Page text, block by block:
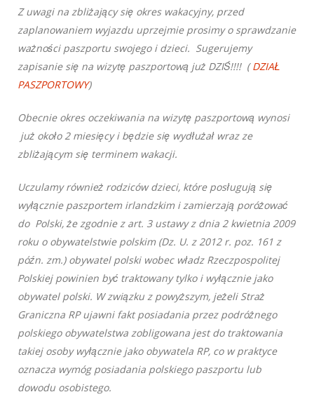
Z uwagi na zbliżający się okres wakacyjny, przed
zaplanowaniem wyjazdu uprzejmie prosimy o sprawdzanie
ważności paszportu swojego i dzieci. Sugerujemy
zapisanie się na wizytę paszportową już DZIŚ!!!! (DZIAŁ
PASZPORTOWY)
Obecnie okres oczekiwania na wizytę paszportową wynosi
już około 2 miesięcy i będzie się wydłużał wraz ze
zbliżającym się terminem wakacji.
Uczulamy również rodziców dzieci, które posługują się
wyłącznie paszportem irlandzkim i zamierzają poróżować
do Polski, że zgodnie z art. 3 ustawy z dnia 2 kwietnia 2009
roku o obywatelstwie polskim (Dz. U. z 2012 r. poz. 161 z
późn. zm.)obywatel polski wobec władz Rzeczpospolitej
Polskiej powinien być traktowany tylko i wyłącznie jako
obywatel polski. W związku z powyższym, jeżeli Straż
Graniczna RP ujawni fakt posiadania przez podróżnego
polskiego obywatelstwa zobligowana jest do traktowania
takiej osoby wyłącznie jako obywatela RP, co w praktyce
oznacza wymóg posiadania polskiego paszportu lub
dowodu osobistego.